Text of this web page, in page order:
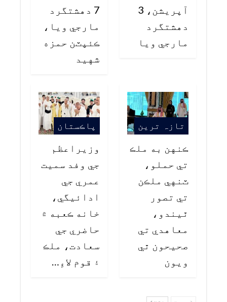
آپريشن، 3
دهشتگرد
مارجي ويا
7 دهشتگرد
مارجي ويا،
ڪئپٽن حمزه
شهيد
تازہ ترین
ڪنهن به ملڪ
تي حملو،
ٽنهي ملڪن
تي تصور
ٿيندو،
معاهدي تي
صحيحون ٿي
ويون
پاڪستان
وزيراعظم
جي وفد سميت
عمري جي
ادائيگي،
خانه ڪعبه ۾
حاضري جي
سعادت، ملڪ
۽ قوم لاءِ…